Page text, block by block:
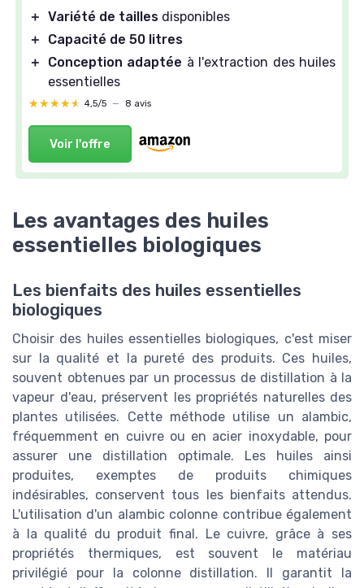
＋ Variété de tailles disponibles
＋
Capacité de 50 litres
＋
Conception adaptée à l'extraction des huiles
essentielles
★★★★★
★★★★★ 4,5/5 — 8 avis
Voir l'offre
Les avantages des huiles
essentielles biologiques
Les bienfaits des huiles essentielles
biologiques
Choisir des huiles essentielles biologiques, c'est miser
sur la qualité et la pureté des produits. Ces huiles,
souvent obtenues par un processus de distillation à la
vapeur d'eau, préservent les propriétés naturelles des
plantes utilisées. Cette méthode utilise un alambic,
fréquemment en cuivre ou en acier inoxydable, pour
assurer une distillation optimale. Les huiles ainsi
produites, exemptes de produits chimiques
indésirables, conservent tous les bienfaits attendus.
L'utilisation d'un alambic colonne contribue également
à la qualité du produit final. Le cuivre, grâce à ses
propriétés thermiques, est souvent le matériau
privilégié pour la colonne distillation. Il garantit la